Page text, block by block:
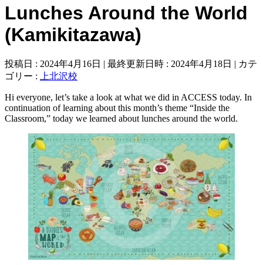
Lunches Around the World
(Kamikitazawa)
投稿日 : 2024年4月16日 最終更新日時 : 2024年4月18日
カテ
ゴリー :
上北沢校
Hi everyone, let’s take a look at what we did in ACCESS today. In
continuation of learning about this month’s theme “Inside the
Classroom,” today we learned about lunches around the world.